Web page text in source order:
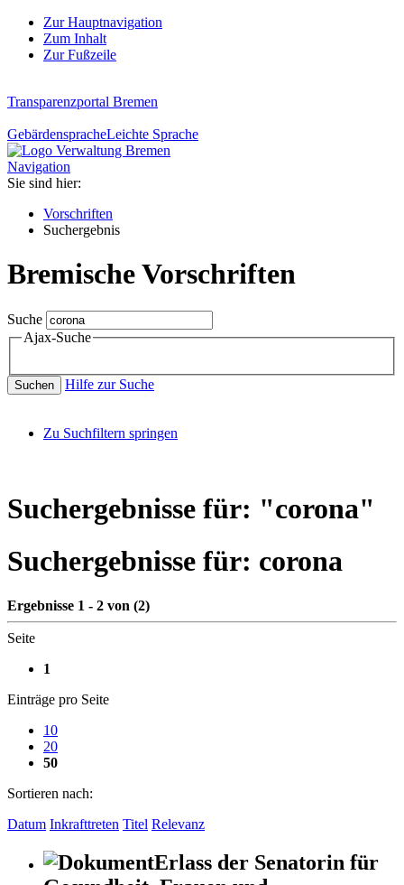
Zur Hauptnavigation
Zum Inhalt
Zur Fußzeile
Transparenzportal Bremen
GebärdenspracheLeichte Sprache
Navigation
Sie sind hier:
Vorschriften
Suchergebnis
Bremische Vorschriften
Suche
Ajax-Suche
Suchen Hilfe zur Suche
Zu Suchfiltern springen
Suchergebnisse für: "corona"
Suchergebnisse für: corona
Ergebnisse 1 - 2 von (2)
Seite
1
Einträge pro Seite
10
20
50
Sortieren nach:
Datum Inkrafttreten Titel Relevanz
Erlass der Senatorin für